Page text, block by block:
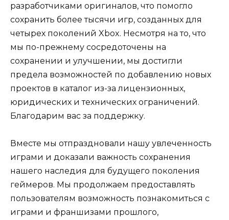
разработчиками оригиналов, что помогло
сохранить более тысячи игр, созданных для
четырех поколений Xbox. Несмотря на то, что
мы по-прежнему сосредоточены на
сохранении и улучшении, мы достигли
предела возможностей по добавлению новых
проектов в каталог из-за лицензионных,
юридических и технических ограничений.
Благодарим вас за поддержку.
Вместе мы отпраздновали нашу увлеченность
играми и доказали важность сохранения
нашего наследия для будущего поколения
геймеров. Мы продолжаем предоставлять
пользователям возможность познакомиться с
играми и франшизами прошлого,